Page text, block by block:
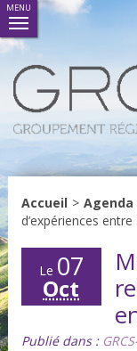
MENU
Accueil > Agenda
d’expériences
Le 07
Oct
Publié dans :